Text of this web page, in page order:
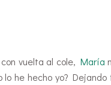
vuelta al cole, María
he hecho yo?